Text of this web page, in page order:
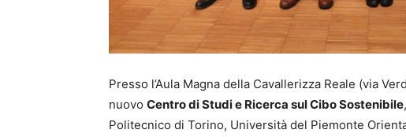
Presso l’Aula Magna della Cavallerizza Reale (via
nuovo Centro di Studi e Ricerca sul Cibo Sostenibile
Politecnico di Torino, Università del Piemonte